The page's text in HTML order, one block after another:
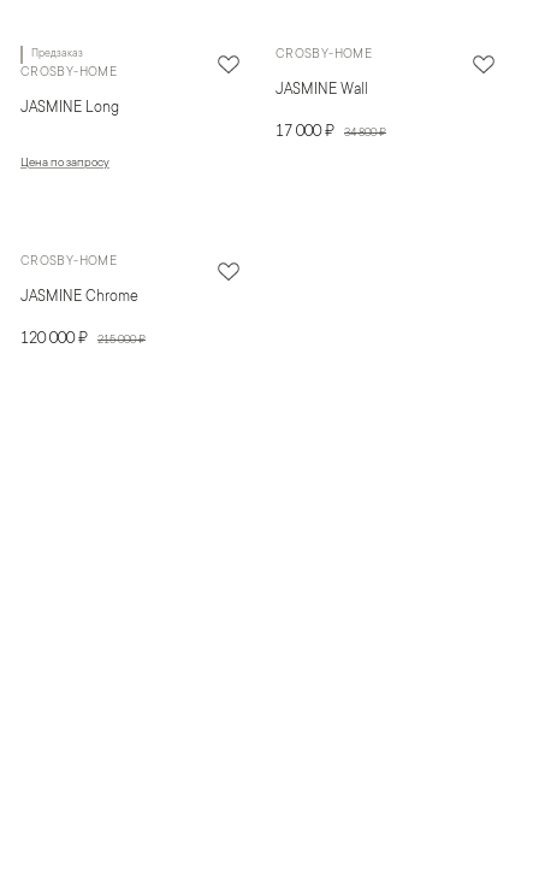
Предзаказ
CROSBY-HOME
JASMINE Long
Цена по запросу
CROSBY-HOME
JASMINE Wall
17 000 ₽ 34 800 ₽
CROSBY-HOME
JASMINE Chrome
120 000 ₽ 215 000 ₽